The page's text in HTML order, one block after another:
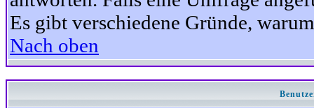
Es gibt verschiedene Gründe,
Nach oben